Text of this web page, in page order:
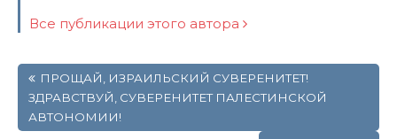
Все публикации этого автора
по
записям
ПРОЩАЙ, ИЗРАИЛЬСКИЙ СУВЕРЕНИТЕТ!
ЗДРАВСТВУЙ, СУВЕРЕНИТЕТ ПАЛЕСТИНСКОЙ
АВТОНОМИИ!